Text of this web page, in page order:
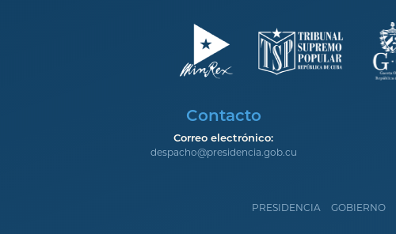
Contacto
Correo electrónico:
despacho@presidencia.gob.cu
PRESIDENCIA GOBIERNO